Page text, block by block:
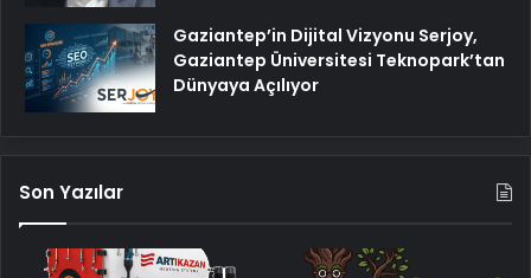
Gaziantep’in Dijital Vizyonu Serjoy,
Gaziantep Üniversitesi Teknopark’tan
Dünyaya Açılıyor
Son Yazılar